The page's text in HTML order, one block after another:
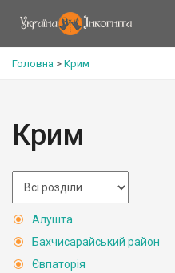
Головна > Крим
Крим
Алушта
Бахчисарайський район
Євпаторія